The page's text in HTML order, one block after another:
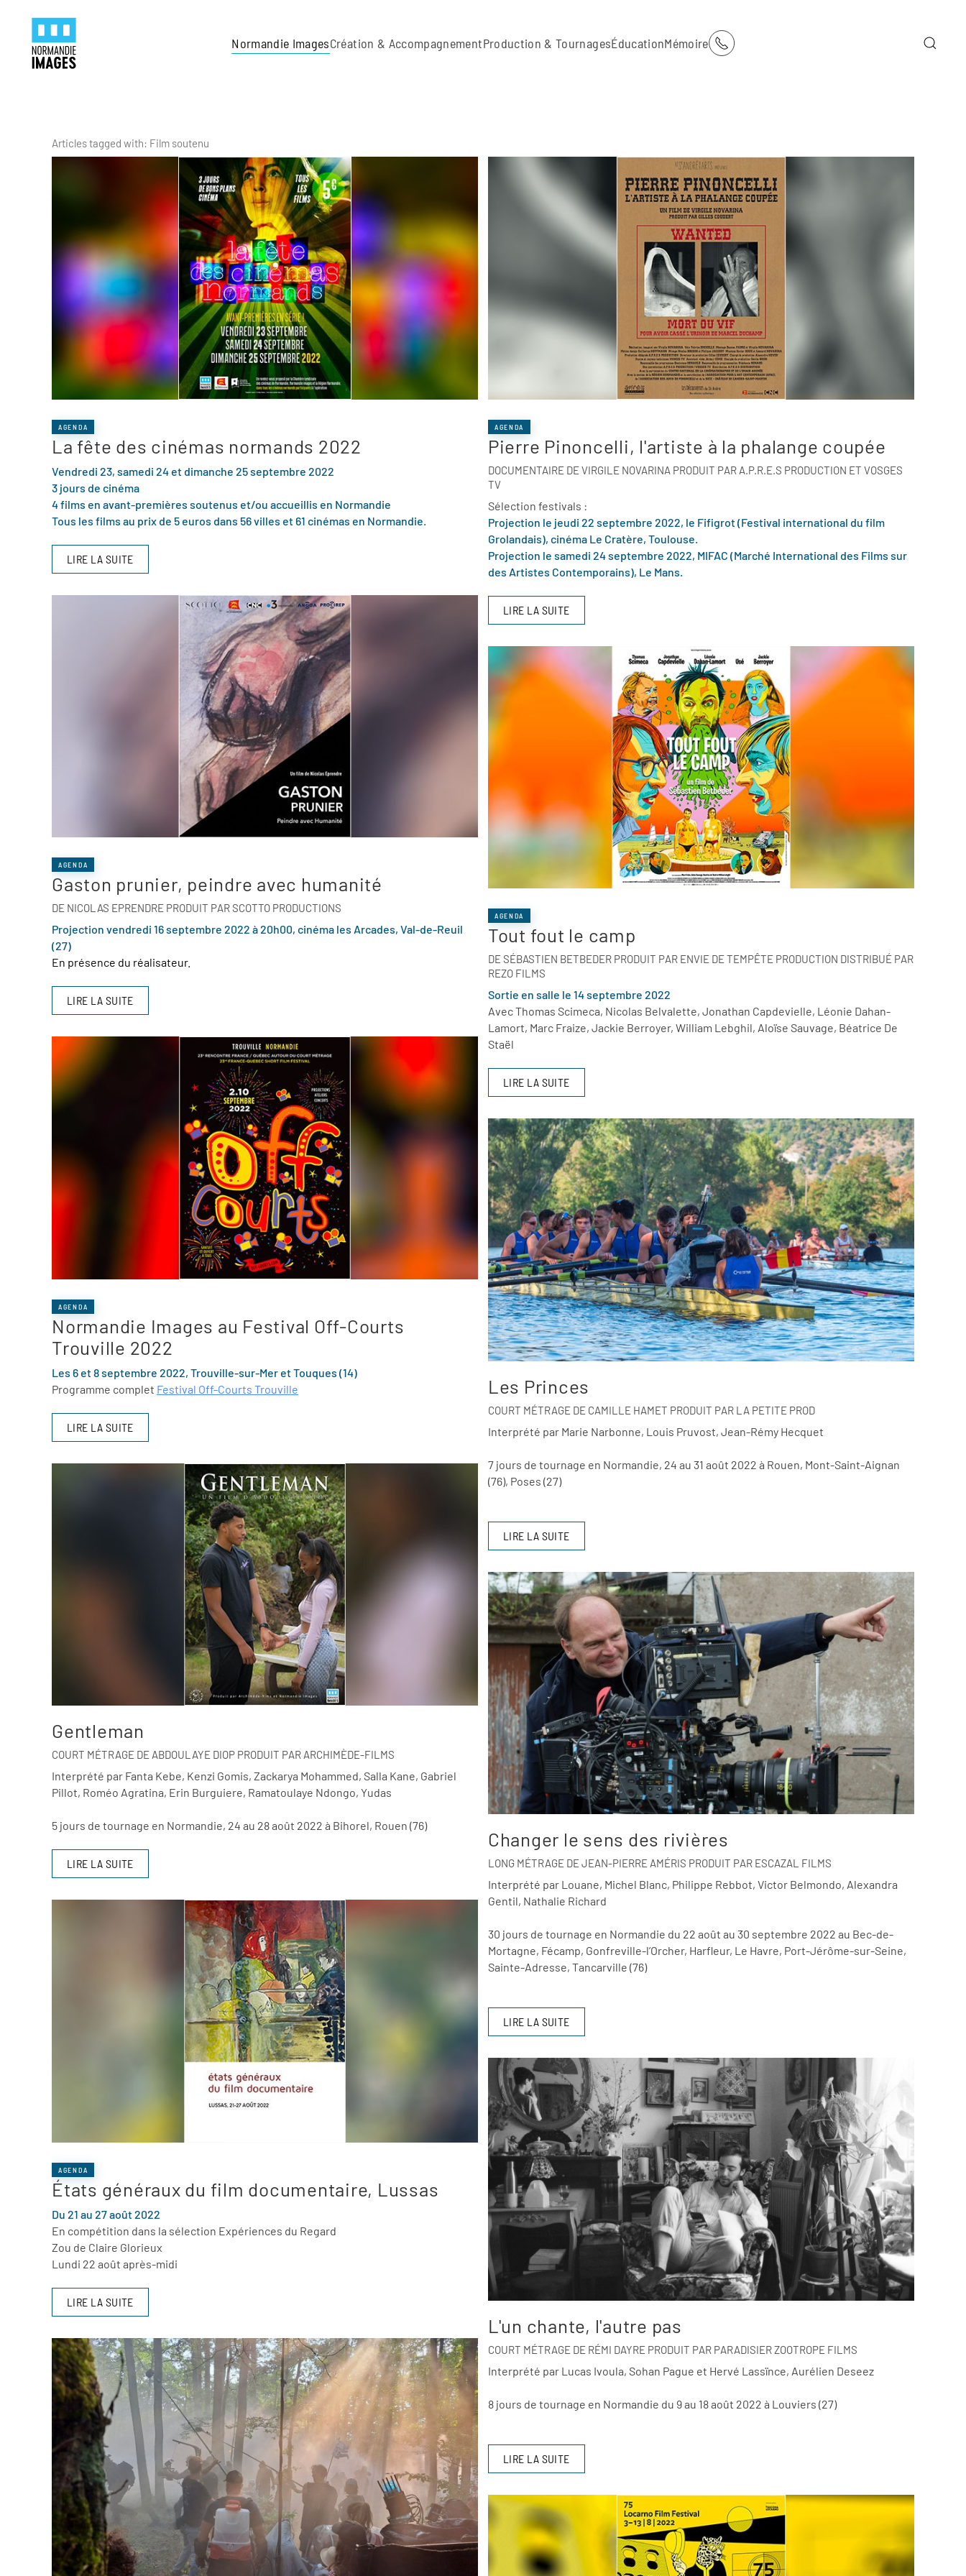
Skip to main content
Normandie ImagesCréation & AccompagnementProduction & TournagesÉducationMémoire
Articles tagged with: Film soutenu
AGENDA
La fête des cinémas normands 2022
Vendredi 23, samedi 24 et dimanche 25 septembre 2022
3 jours de cinéma
4 films en avant-premières soutenus et/ou accueillis en Normandie
Tous les films au prix de 5 euros dans 56 villes et 61 cinémas en Normandie.
LIRE LA SUITE
AGENDA
Gaston prunier, peindre avec humanité
DE NICOLAS EPRENDRE PRODUIT PAR SCOTTO PRODUCTIONS
Projection vendredi 16 septembre 2022 à 20h00, cinéma les Arcades, Val-de-Reuil
(27)
En présence du réalisateur.
LIRE LA SUITE
AGENDA
Normandie Images au Festival Off-Courts
Trouville 2022
Les 6 et 8 septembre 2022, Trouville-sur-Mer et Touques (14)
Programme complet Festival Off-Courts Trouville
LIRE LA SUITE
Gentleman
COURT MÉTRAGE DE ABDOULAYE DIOP PRODUIT PAR ARCHIMÈDE-FILMS
Interprété par Fanta Kebe, Kenzi Gomis, Zackarya Mohammed, Salla Kane, Gabriel
Pillot, Roméo Agratina, Erin Burguiere, Ramatoulaye Ndongo, Yudas
5 jours de tournage en Normandie, 24 au 28 août 2022 à Bihorel, Rouen (76)
LIRE LA SUITE
AGENDA
États généraux du film documentaire, Lussas
Du 21 au 27 août 2022
En compétition dans la sélection Expériences du Regard
Zou de Claire Glorieux
Lundi 22 août après-midi
LIRE LA SUITE
AGENDA
Pierre Pinoncelli, l'artiste à la phalange coupée
DOCUMENTAIRE DE VIRGILE NOVARINA PRODUIT PAR A.P.R.E.S PRODUCTION ET VOSGES
TV
Sélection festivals :
Projection le jeudi 22 septembre 2022, le Fifigrot (Festival international du film
Grolandais), cinéma Le Cratère, Toulouse.
Projection le samedi 24 septembre 2022, MIFAC (Marché International des Films sur
des Artistes Contemporains), Le Mans.
LIRE LA SUITE
AGENDA
Tout fout le camp
DE SÉBASTIEN BETBEDER PRODUIT PAR ENVIE DE TEMPÊTE PRODUCTION DISTRIBUÉ PAR
REZO FILMS
Sortie en salle le 14 septembre 2022
Avec Thomas Scimeca, Nicolas Belvalette, Jonathan Capdevielle, Léonie Dahan-
Lamort, Marc Fraize, Jackie Berroyer, William Lebghil, Aloïse Sauvage, Béatrice De
Staël
LIRE LA SUITE
Les Princes
COURT MÉTRAGE DE CAMILLE HAMET PRODUIT PAR LA PETITE PROD
Interprété par Marie Narbonne, Louis Pruvost, Jean-Rémy Hecquet
7 jours de tournage en Normandie, 24 au 31 août 2022 à Rouen, Mont-Saint-Aignan
(76), Poses (27)
LIRE LA SUITE
Changer le sens des rivières
LONG MÉTRAGE DE JEAN-PIERRE AMÉRIS PRODUIT PAR ESCAZAL FILMS
Interprété par Louane, Michel Blanc, Philippe Rebbot, Victor Belmondo, Alexandra
Gentil, Nathalie Richard
30 jours de tournage en Normandie du 22 août au 30 septembre 2022 au Bec-de-
Mortagne, Fécamp, Gonfreville-l’Orcher, Harfleur, Le Havre, Port-Jérôme-sur-Seine,
Sainte-Adresse, Tancarville (76)
LIRE LA SUITE
L'un chante, l'autre pas
COURT MÉTRAGE DE RÉMI DAYRE PRODUIT PAR PARADISIER ZOOTROPE FILMS
Interprété par Lucas Ivoula, Sohan Pague et Hervé Lassïnce, Aurélien Deseez
8 jours de tournage en Normandie du 9 au 18 août 2022 à Louviers (27)
LIRE LA SUITE